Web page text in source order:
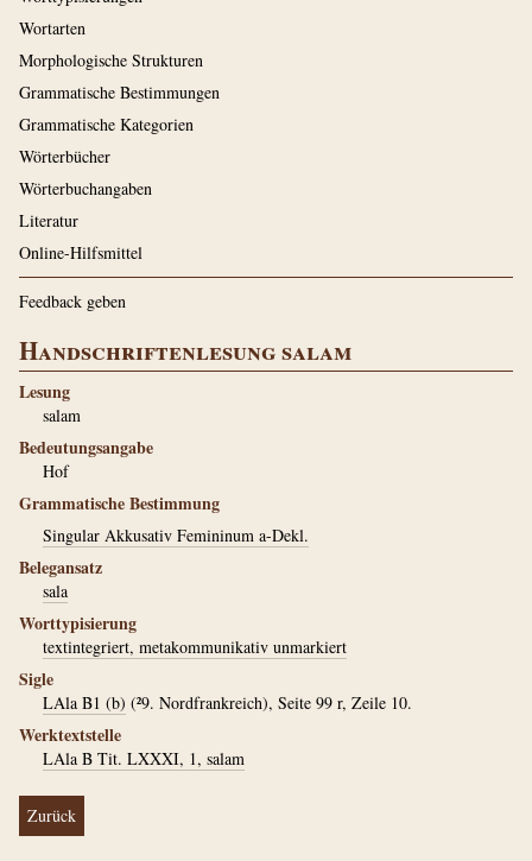
Wortarten
Morphologische Strukturen
Grammatische Bestimmungen
Grammatische Kategorien
Wörterbücher
Wörterbuchangaben
Literatur
Online-Hilfsmittel
Feedback geben
Handschriftenlesung salam
Lesung
salam
Bedeutungsangabe
Hof
Grammatische Bestimmung
Singular Akkusativ Femininum a-Dekl.
Belegansatz
sala
Worttypisierung
textintegriert, metakommunikativ unmarkiert
Sigle
LAla B1 (b) (²9. Nordfrankreich), Seite 99 r, Zeile 10.
Werktextstelle
LAla B Tit. LXXXI, 1, salam
Zurück